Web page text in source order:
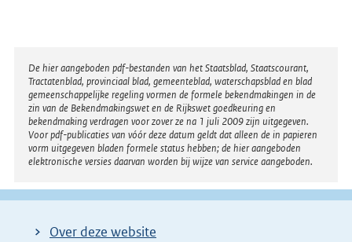
Disclaimer
De hier aangeboden pdf-bestanden van het Staatsblad, Staatscourant,
Tractatenblad, provinciaal blad, gemeenteblad, waterschapsblad en blad
gemeenschappelijke regeling vormen de formele bekendmakingen in de
zin van de Bekendmakingswet en de Rijkswet goedkeuring en
bekendmaking verdragen voor zover ze na 1 juli 2009 zijn uitgegeven.
Voor pdf-publicaties van vóór deze datum geldt dat alleen de in papieren
vorm uitgegeven bladen formele status hebben; de hier aangeboden
elektronische versies daarvan worden bij wijze van service aangeboden.
Over deze website